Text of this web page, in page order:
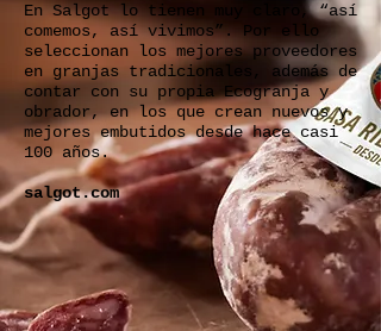
En Salgot lo tienen muy claro, “así
comemos, así vivimos”. Por ello
seleccionan los mejores proveedores
en granjas tradicionales, además de
contar con su propia Ecogranja y
obrador, en los que crean nuevos y
mejores embutidos desde hace casi
100 años.
salgot.com